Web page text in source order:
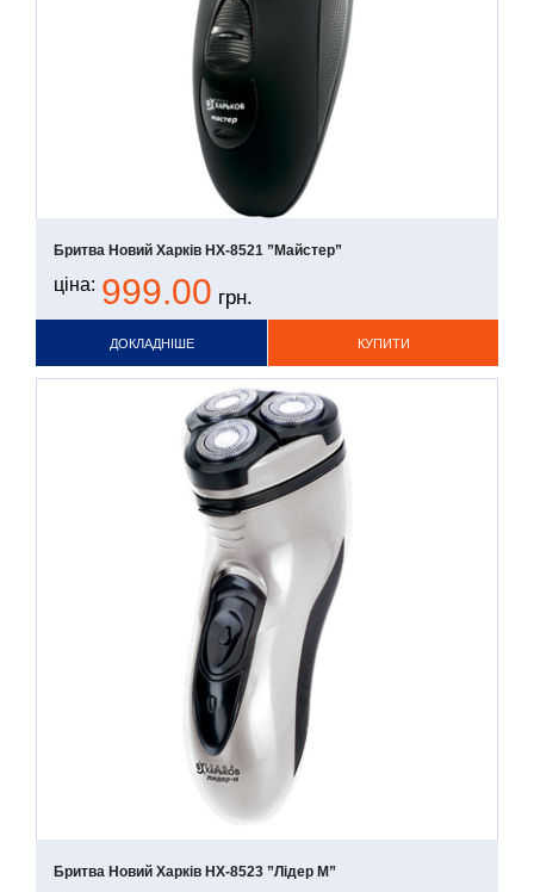
Бритва Новий Харків НХ-8521 ”Майстер”
ціна: 999.00 грн.
КУПИТИ
ДОКЛАДНІШЕ
Бритва Новий Харків НХ-8523 ”Лідер М”